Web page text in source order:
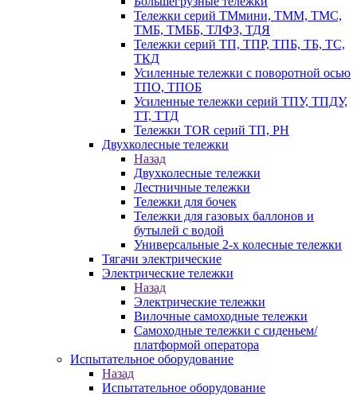
Тележки серий ТМмини, ТММ, ТМС,
ТМБ, ТМББ, ТЛФЗ, ТДЯ
Тележки серий ТП, ТПР, ТПБ, ТБ, ТС,
ТКД
Усиленные тележки с поворотной осью
ТПО, ТПОБ
Усиленные тележки серий ТПУ, ТПДУ,
ТТ, ТТД
Тележки TOR серий ТП, PH
Двухколесные тележки
Назад
Двухколесные тележки
Лестничные тележки
Тележки для бочек
Тележки для газовых баллонов и
бутылей с водой
Универсальные 2-х колесные тележки
Тягачи электрические
Электрические тележки
Назад
Электрические тележки
Вилочные самоходные тележки
Самоходные тележки с сиденьем/
платформой оператора
Испытательное оборудование
Назад
Испытательное оборудование